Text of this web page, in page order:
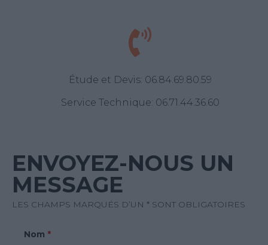
Étude et Devis: 06.84.69.80.59
Service Technique: 06.71.44.36.60
ENVOYEZ-NOUS UN
MESSAGE
LES CHAMPS MARQUÉS D’UN * SONT OBLIGATOIRES
Nom *